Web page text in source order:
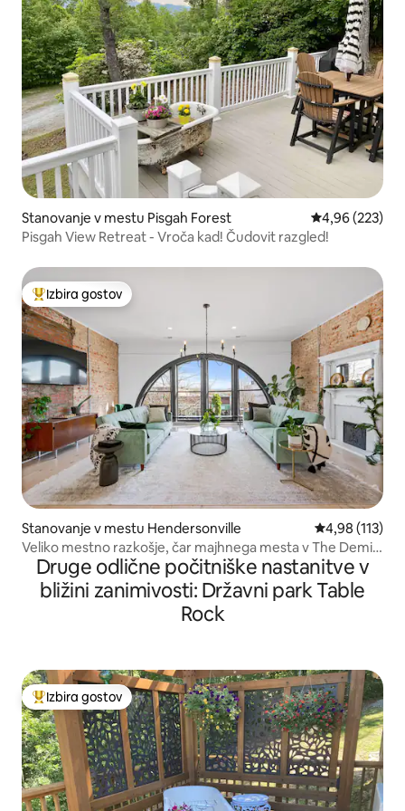
Stanovanje v mestu Pisgah Forest Povprečna
4,96 (223)
Pisgah View Retreat - Vroča kad! Čudovit razgled!
Najbolj priljubljena prenočišča z značko »Izbira gostov«
Izbira gostov
Stanovanje v mestu Hendersonville Povprečna
4,98 (113)
Veliko mestno razkošje, čar majhnega mesta v The Demi-
Lune
Druge odlične počitniške nastanitve v
bližini zanimivosti: Državni park Table
Rock
Najbolj priljubljena prenočišča z značko »Izbira gostov«
Izbira gostov